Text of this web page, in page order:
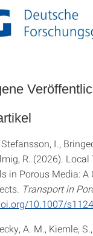
I.,
R. (2026).
in Porous Media:
Transport in
10.1007/
A. M., Kiemle,